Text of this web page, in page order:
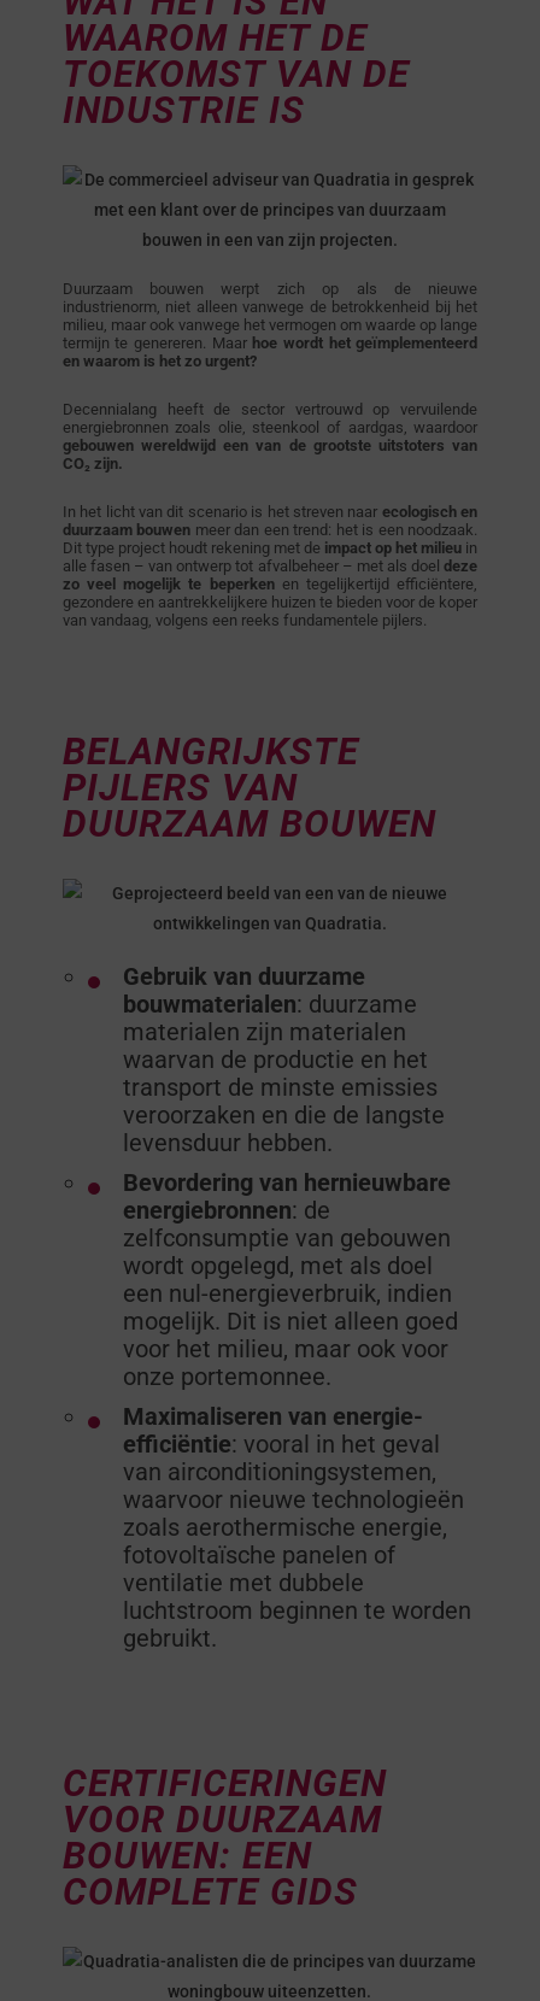
WAAROM HET DE
TOEKOMST VAN DE
INDUSTRIE IS
Duurzaam bouwen werpt zich op als de nieuwe
industrienorm, niet alleen vanwege de betrokkenheid bij het
milieu, maar ook vanwege het vermogen om waarde op lange
termijn te genereren. Maar hoe wordt het geïmplementeerd
en waarom is het zo urgent?
Decennialang heeft de sector vertrouwd op vervuilende
energiebronnen zoals olie, steenkool of aardgas, waardoor
gebouwen wereldwijd een van de grootste uitstoters van
CO₂ zijn.
In het licht van dit scenario is het streven naar ecologisch en
duurzaam bouwen meer dan een trend: het is een noodzaak.
Dit type project houdt rekening met de impact op het milieu in
alle fasen – van ontwerp tot afvalbeheer – met als doeldeze
zo veel mogelijk te beperkenen tegelijkertijd efficiëntere,
gezondere en aantrekkelijkere huizen te bieden voor de koper
van vandaag, volgens een reeks fundamentele pijlers.
BELANGRIJKSTE
PIJLERS VAN
DUURZAAM BOUWEN
Gebruik van duurzame
bouwmaterialen: duurzame
materialen zijn materialen
waarvan de productie en het
transport de minste emissies
veroorzaken en die de langste
levensduur hebben.
Bevordering van hernieuwbare
energiebronnen: de
zelfconsumptie van gebouwen
wordt opgelegd, met als doel
een nul-energieverbruik, indien
mogelijk. Dit is niet alleen goed
voor het milieu, maar ook voor
onze portemonnee.
Maximaliseren van energie-
efficiëntie: vooral in het geval
van airconditioningsystemen,
waarvoor nieuwe technologieën
zoals aerothermische energie,
fotovoltaïsche panelen of
ventilatie met dubbele
luchtstroom beginnen te worden
gebruikt.
CERTIFICERINGEN
VOOR DUURZAAM
BOUWEN: EEN
COMPLETE GIDS